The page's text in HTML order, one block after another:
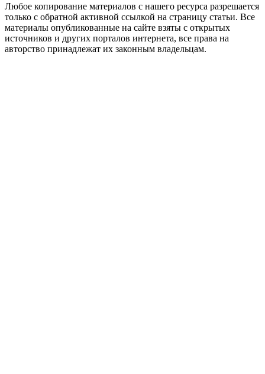
Любое копирование материалов с нашего ресурса разрешается
только с обратной активной ссылкой на страницу статьи. Все
материалы опубликованные на сайте взяты с открытых
источников и других порталов интернета, все права на
авторство принадлежат их законным владельцам.